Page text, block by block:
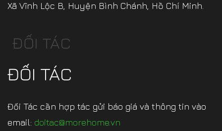
Xã Vĩnh Lộc B, Huyện Bình Chánh, Hồ Chí Minh.
ĐỐI TÁC
ĐỐI TÁC
Đối Tác cần hợp tác gửi báo giá và thông tin vào
email: doitac@morehome.vn